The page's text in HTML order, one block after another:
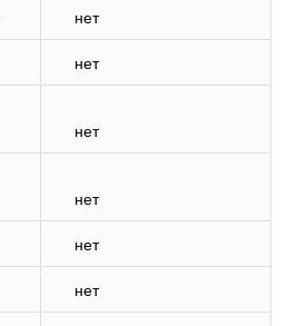
нет
нет
нет
нет
нет
нет